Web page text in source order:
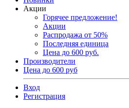
Акции
Горячее предложение!
Акции
Распродажа от 50%
Последняя единица
Цена до 600 руб.
Производители
Цена до 600 руб
Вход
Регистрация